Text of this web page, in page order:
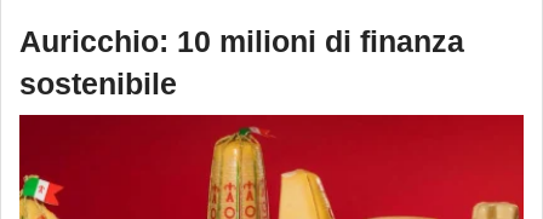
Auricchio: 10 milioni di finanza
sostenibile